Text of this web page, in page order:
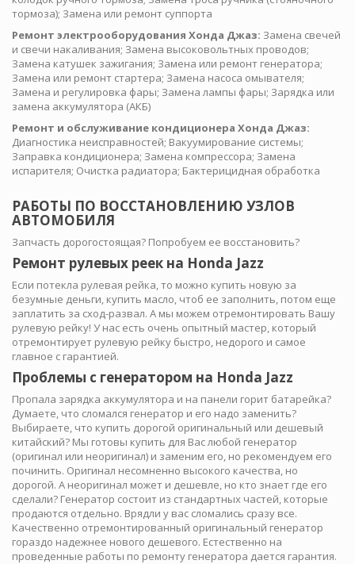
тормоза); Замена или ремонт суппорта
Ремонт электрооборудования Хонда Джаз: Замена свечей
и свечи накаливания; Замена высоковольтных проводов;
Замена катушек зажигания; Замена или ремонт генератора;
Замена или ремонт стартера; Замена насоса омывателя;
Замена и регулировка фары; Замена лампы фары; Зарядка или
замена аккумулятора (АКБ)
Ремонт и обслуживание кондиционера Хонда Джаз:
Диагностика неисправностей; Вакуумирование системы;
Заправка кондиционера; Замена компрессора; Замена
испарителя; Очистка радиатора; Бактерицидная обработка
РАБОТЫ ПО ВОССТАНОВЛЕНИЮ УЗЛОВ
АВТОМОБИЛЯ
Запчасть дорогостоящая? Попробуем ее восстановить?
Ремонт рулевых реек на Honda Jazz
Если потекла рулевая рейка, то можно купить новую за
безумные деньги, купить масло, чтоб ее заполнить, потом еще
заплатить за сход-развал. А мы можем отремонтировать Вашу
рулевую рейку! У нас есть очень опытный мастер, который
отремонтирует рулевую рейку быстро, недорого и самое
главное с гарантией.
Проблемы с генератором на Honda Jazz
Пропала зарядка аккумулятора и на панели горит батарейка?
Думаете, что сломался генератор и его надо заменить?
Выбираете, что купить дорогой оригинальный или дешевый
китайский? Мы готовы купить для Вас любой генератор
(оригинал или неоригинал) и заменим его, но рекомендуем его
починить. Оригинал несомненно высокого качества, но
дорогой. А неоригинал может и дешевле, но кто знает где его
сделали? Генератор состоит из стандартных частей, которые
продаются отдельно. Врядли у вас сломались сразу все.
Качественно отремонтированный оригинальный генератор
гораздо надежнее нового дешевого. Естественно на
проведенные работы по ремонту генератора дается гарантия.